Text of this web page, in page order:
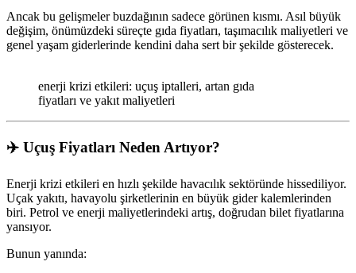
Ancak bu gelişmeler buzdağının sadece görünen kısmı. Asıl büyük
değişim, önümüzdeki süreçte gıda fiyatları, taşımacılık maliyetleri ve
genel yaşam giderlerinde kendini daha sert bir şekilde gösterecek.
enerji krizi etkileri: uçuş iptalleri, artan gıda
fiyatları ve yakıt maliyetleri
✈️ Uçuş Fiyatları Neden Artıyor?
Enerji krizi etkileri en hızlı şekilde havacılık sektöründe hissediliyor.
Uçak yakıtı, havayolu şirketlerinin en büyük gider kalemlerinden
biri. Petrol ve enerji maliyetlerindeki artış, doğrudan bilet fiyatlarına
yansıyor.
Bunun yanında: